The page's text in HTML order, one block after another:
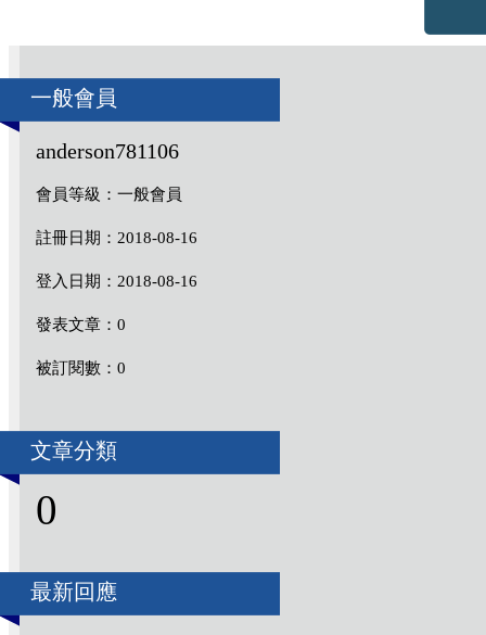
一般會員
anderson781106
會員等級：一般會員
註冊日期：2018-08-16
登入日期：2018-08-16
發表文章：0
被訂閱數：0
文章分類
0
最新回應